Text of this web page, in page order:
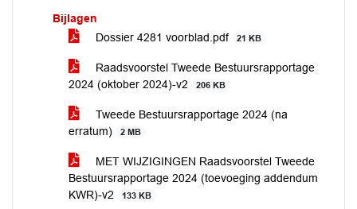
Bijlagen
Dossier 4281 voorblad.pdf
21 KB
Raadsvoorstel Tweede Bestuursrapportage
2024 (oktober 2024)-v2
206 KB
Tweede Bestuursrapportage 2024 (na
erratum)
2 MB
MET WIJZIGINGEN Raadsvoorstel Tweede
Bestuursrapportage 2024 (toevoeging addendum
KWR)-v2
133 KB